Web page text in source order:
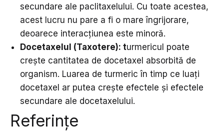
secundare ale paclitaxelului. Cu toate acestea,
acest lucru nu pare a fi o mare îngrijorare,
deoarece interacțiunea este minoră.
Docetaxelul (Taxotere):turmericul poate
crește cantitatea de docetaxel absorbită de
organism. Luarea de turmeric în timp ce luați
docetaxel ar putea crește efectele și efectele
secundare ale docetaxelului.
Referințe